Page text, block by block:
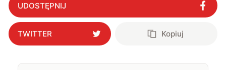
UDOSTĘPNIJ
TWITTER Kopiuj